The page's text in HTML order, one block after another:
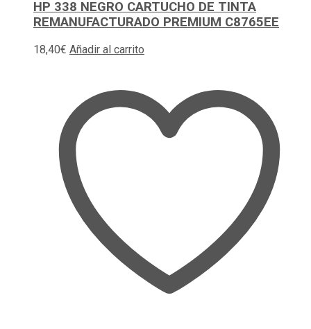
HP 338 NEGRO CARTUCHO DE TINTA
REMANUFACTURADO PREMIUM C8765EE
18,40€ Añadir al carrito